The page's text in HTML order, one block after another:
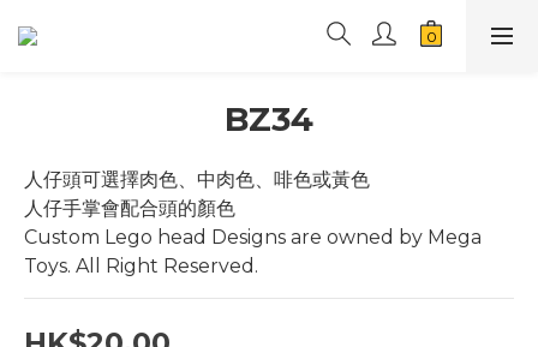
BZ34
人仔頭可選擇肉色、中肉色、啡色或黃色
人仔手掌會配合頭的顏色
Custom Lego head Designs are owned by Mega
Toys. All Right Reserved.